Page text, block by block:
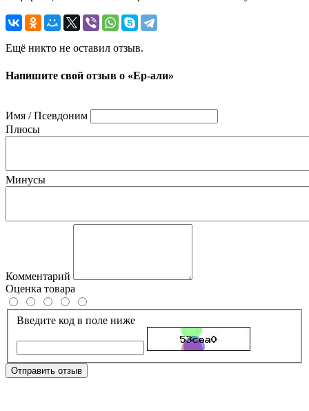
Ещё никто не оставил отзыв.
Напишите свой отзыв о «Ер-али»
Имя / Псевдоним
Плюсы
Минусы
Комментарий
Оценка товара
Введите код в поле ниже
Отправить отзыв